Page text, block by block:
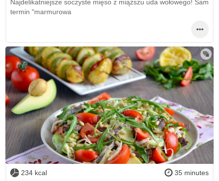
Najdelikatniejsze soczyste mięso z miąższu uda wołowego! Sam
termin "marmurowa
234 kcal 35 minutes